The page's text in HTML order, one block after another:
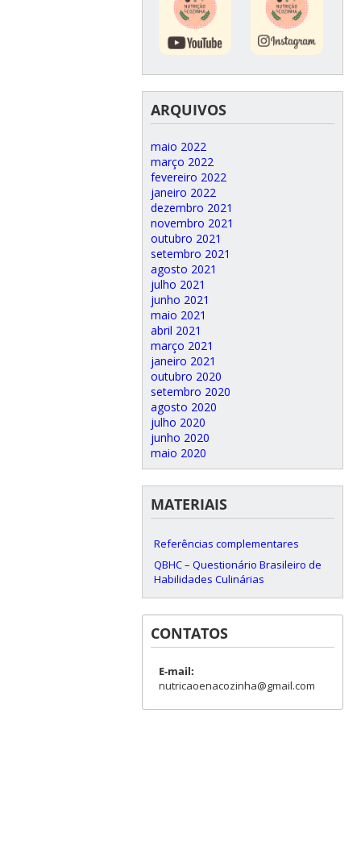
ARQUIVOS
maio 2022
março 2022
fevereiro 2022
janeiro 2022
dezembro 2021
novembro 2021
outubro 2021
setembro 2021
agosto 2021
julho 2021
junho 2021
maio 2021
abril 2021
março 2021
janeiro 2021
outubro 2020
setembro 2020
agosto 2020
julho 2020
junho 2020
maio 2020
MATERIAIS
Referências complementares
QBHC – Questionário Brasileiro de
Habilidades Culinárias
CONTATOS
E-mail:
nutricaoenacozinha@gmail.com